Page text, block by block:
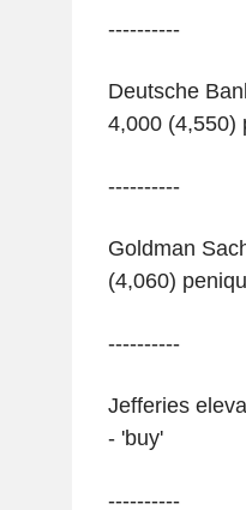
----------
Deutsche
4,000 (4,550)
----------
Goldman
(4,060)
----------
Jefferies
- 'buy'
----------